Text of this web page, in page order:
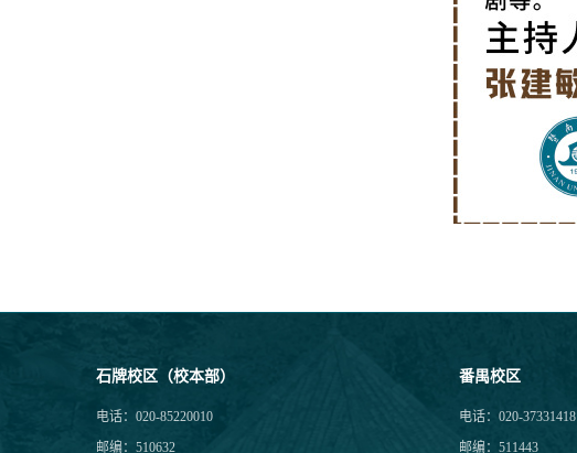
石牌校区（校本部）
电话：020-85220010
邮编：510632
番禺校区
电话：020-37331418
邮编：511443